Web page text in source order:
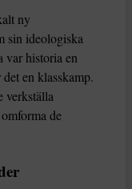
ny
sin ideologiska
var historia en
en klasskamp.
verkställa
de